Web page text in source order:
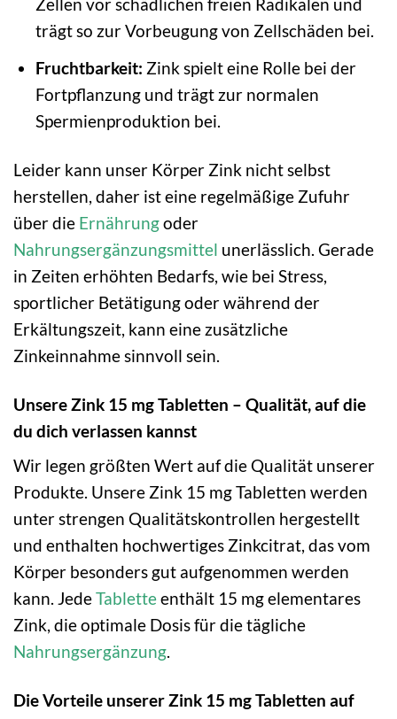
trägt so zur Vorbeugung von Zellschäden bei.
Fruchtbarkeit: Zink spielt eine Rolle bei der
Fortpflanzung und trägt zur normalen
Spermienproduktion bei.
Leider kann unser Körper Zink nicht selbst
herstellen, daher ist eine regelmäßige Zufuhr
über die Ernährungoder
Nahrungsergänzungsmittel unerlässlich. Gerade
in Zeiten erhöhten Bedarfs, wie bei Stress,
sportlicher Betätigung oder während der
Erkältungszeit, kann eine zusätzliche
Zinkeinnahme sinnvoll sein.
Unsere Zink 15 mg Tabletten – Qualität, auf die
du dich verlassen kannst
Wir legen größten Wert auf die Qualität unserer
Produkte. Unsere Zink 15 mg Tabletten werden
unter strengen Qualitätskontrollen hergestellt
und enthalten hochwertiges Zinkcitrat, das vom
Körper besonders gut aufgenommen werden
kann. JedeTabletteenthält 15 mg elementares
Zink, die optimale Dosis für die tägliche
Nahrungsergänzung.
Die Vorteile unserer Zink 15 mg Tabletten auf